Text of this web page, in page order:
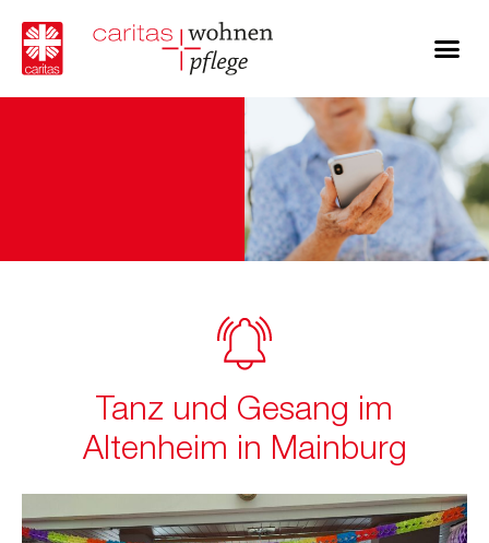
Tanz und Gesang im
Altenheim in Mainburg